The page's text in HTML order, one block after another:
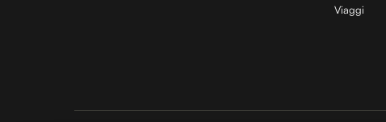
Viaggi